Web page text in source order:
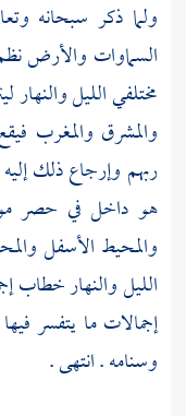
ولما ذكر سبحانه
السماوات والأرض
مختلفي الليل والنهار
والمشرق والمغرب
ربهم وإرجاع ذلك
هو داخل في حصر
والمحيط الأسفل
الليل والنهار خطاب
إجمالات ما يتفسر
وسنامه . انتهى .